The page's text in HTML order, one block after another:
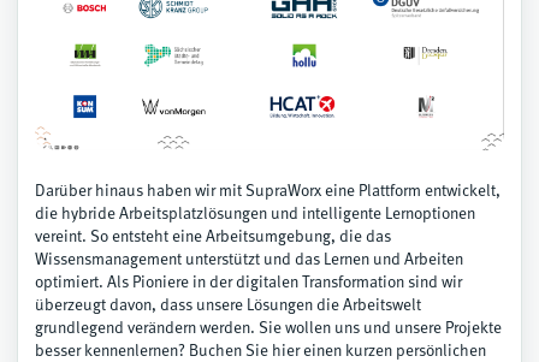
Darüber hinaus haben wir mit SupraWorx eine Plattform entwickelt,
die hybride Arbeitsplatzlösungen und intelligente Lernoptionen
vereint. So entsteht eine Arbeitsumgebung, die das
Wissensmanagement unterstützt und das Lernen und Arbeiten
optimiert. Als Pioniere in der digitalen Transformation sind wir
überzeugt davon, dass unsere Lösungen die Arbeitswelt
grundlegend verändern werden. Sie wollen uns und unsere Projekte
besser kennenlernen? Buchen Sie hier einen kurzen persönlichen